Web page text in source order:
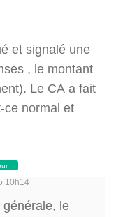
et signalé une
, le montant
Le CA a fait
ce normal et
10h14
générale, le